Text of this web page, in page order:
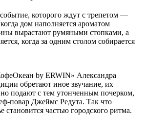
которого ждут с трепетом —
дом наполняется ароматом
вырастают румяными стопками, а
когда за одним столом собирается
by ERWIN» Александра
обретают иное звучание, их
подают с тем утонченным почерком,
повар Джеймс Редута. Так что
становится частью городского ритма.